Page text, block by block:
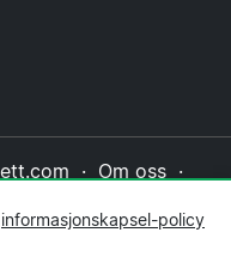
· Om oss·
Redaksjonell policy
informasjonskapsel-policy